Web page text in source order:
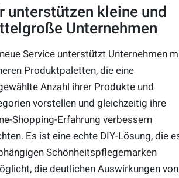
unterstützen kleine und
Unternehmen
Service unterstützt Unternehmen
Produktpaletten, die eine
Anzahl ihrer Produkte und
vorstellen und gleichzeitig ihre
Shopping-Erfahrung verbessern
Es ist eine echte DIY-Lösung, die
Schönheitspflegemarken
die deutlichen Auswirkungen von